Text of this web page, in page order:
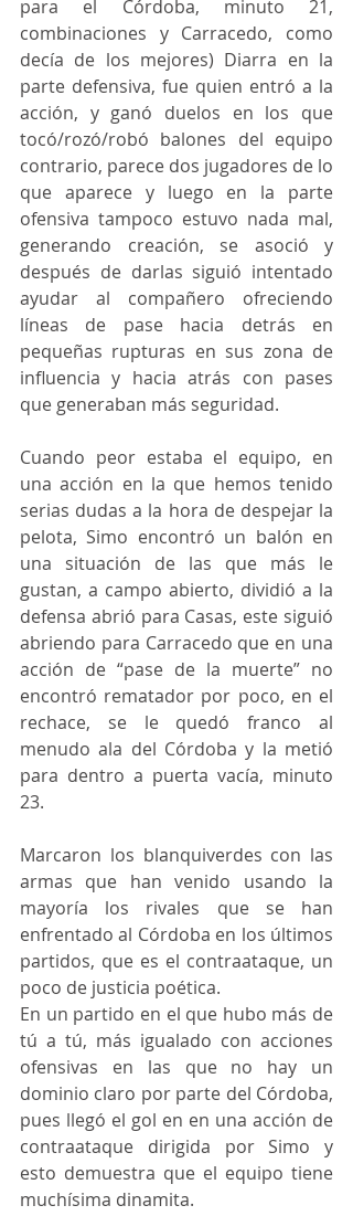
para el Córdoba, minuto 21,
combinaciones y Carracedo, como
decía de los mejores) Diarra en la
parte defensiva, fue quien entró a la
acción, y ganó duelos en los que
tocó/rozó/robó balones del equipo
contrario, parece dos jugadores de lo
que aparece y luego en la parte
ofensiva tampoco estuvo nada mal,
generando creación, se asoció y
después de darlas siguió intentado
ayudar al compañero ofreciendo
líneas de pase hacia detrás en
pequeñas rupturas en sus zona de
influencia y hacia atrás con pases
que generaban más seguridad.
Cuando peor estaba el equipo, en
una acción en la que hemos tenido
serias dudas a la hora de despejar la
pelota, Simo encontró un balón en
una situación de las que más le
gustan, a campo abierto, dividió a la
defensa abrió para Casas, este siguió
abriendo para Carracedo que en una
acción de “pase de la muerte” no
encontró rematador por poco, en el
rechace, se le quedó franco al
menudo ala del Córdoba y la metió
para dentro a puerta vacía, minuto
23.
Marcaron los blanquiverdes con las
armas que han venido usando la
mayoría los rivales que se han
enfrentado al Córdoba en los últimos
partidos, que es el contraataque, un
poco de justicia poética.
En un partido en el que hubo más de
tú a tú, más igualado con acciones
ofensivas en las que no hay un
dominio claro por parte del Córdoba,
pues llegó el gol en en una acción de
contraataque dirigida por Simo y
esto demuestra que el equipo tiene
muchísima dinamita.